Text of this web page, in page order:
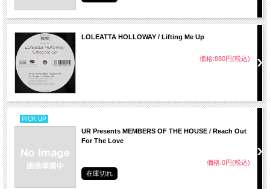
LOLEATTA HOLLOWAY / Lifting Me Up
価格:880円(税込)
PICK UP
UR Presents MEMBERS OF THE HOUSE / Reach Out
For The Love
価格:0円(税込)
在庫切れ